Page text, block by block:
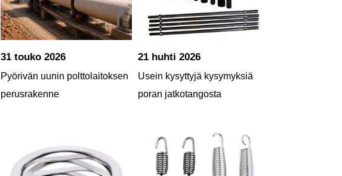
31 touko 2026
Pyörivän uunin polttolaitoksen
perusrakenne
21 huhti 2026
Usein kysyttyjä kysymyksiä
poran jatkotangosta